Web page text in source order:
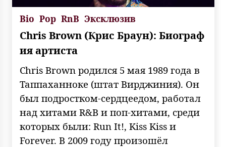
Bio Pop RnB Эксклюзив
Chris Brown (Крис Браун): Биограф
ия артиста
Chris Brown родился 5 мая 1989 года в
Таппаханноке (штат Вирджиния). Он
был подростком-сердцеедом, работал
над хитами R&B и поп-хитами, среди
которых были: Run It!, Kiss Kiss и
Forever. В 2009 году произошёл